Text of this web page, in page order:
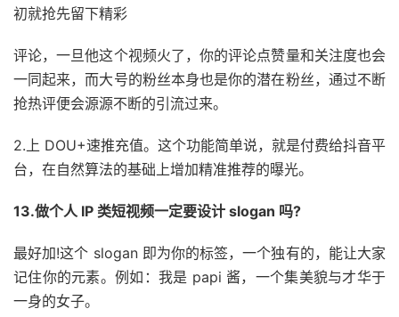
初就抢先留下精彩
评论，一旦他这个视频火了，你的评论点赞量和关注度也会
一同起来，而大号的粉丝本身也是你的潜在粉丝，通过不断
抢热评便会源源不断的引流过来。
2.上 DOU+速推充值。这个功能简单说，就是付费给抖音平
台，在自然算法的基础上增加精准推荐的曝光。
13.做个人 IP 类短视频一定要设计 slogan 吗?
最好加!这个 slogan 即为你的标签，一个独有的，能让大家
记住你的元素。例如：我是 papi 酱，一个集美貌与才华于
一身的女子。